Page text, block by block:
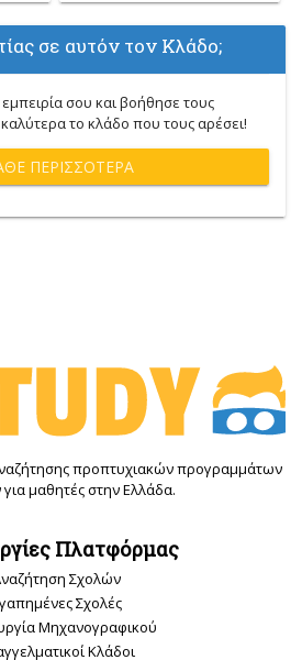
σε αυτόν τον Κλάδο;
σου και βοήθησε τους
το κλάδο που τους αρέσει!
ΠΕΡΙΣΣΌΤΕΡΑ
προπτυχιακών προγραμμάτων
μαθητές στην Ελλάδα.
Πλατφόρμας
Σχολών
Σχολές
Μηχανογραφικού
Κλάδοι